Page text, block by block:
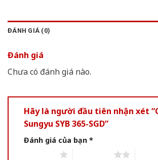
ĐÁNH GIÁ (0)
Đánh giá
Chưa có đánh giá nào.
Hãy là người đầu tiên nhận xét
Sungyu SYB 365-SGD”
Đánh giá của bạn *